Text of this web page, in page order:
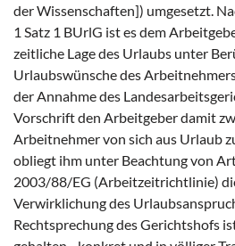
der Wissenschaften]) umgesetzt.
1 Satz 1 BUrlG ist es dem
zeitliche Lage des Urlaubs unter
Urlaubswünsche des
der Annahme des
Vorschrift den Arbeitgeber damit
Arbeitnehmer von sich aus Urlaub
obliegt ihm unter Beachtung von
2003/88/EG (Arbeitzeitrichtlinie)
Verwirklichung des
Rechtsprechung des Gerichtshofs